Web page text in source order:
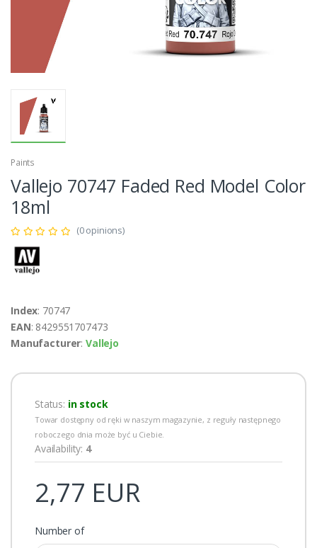
Paints
Vallejo 70747 Faded Red Model Color
18ml
(0 opinions)
Index: 70747
EAN: 8429551707473
Manufacturer: Vallejo
Status: in stock
Towar dostępny od ręki w naszym magazynie, z reguły następnego
roboczego dnia może być u Ciebie.
Availability: 4
2,77 EUR
Number of